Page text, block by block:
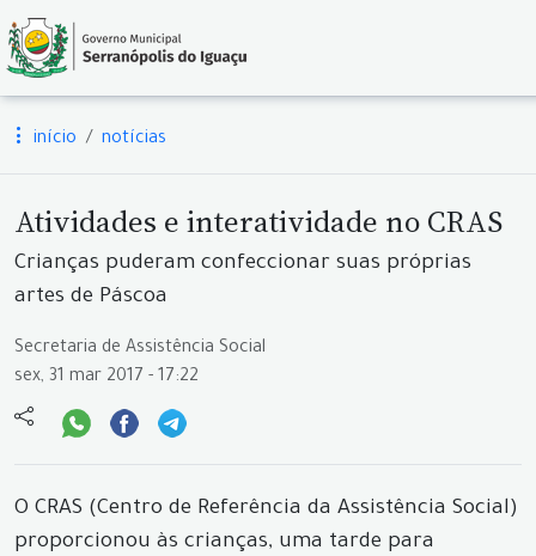
início notícias
Atividades e interatividade no CRAS
Crianças puderam confeccionar suas próprias
artes de Páscoa
Secretaria de Assistência Social
sex, 31 mar 2017 - 17:22
O CRAS (Centro de Referência da Assistência Social)
proporcionou às crianças, uma tarde para